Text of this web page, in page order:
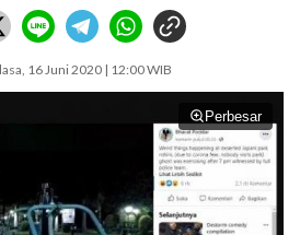
16 Juni 2020 | 12:00 WIB
Perbesar